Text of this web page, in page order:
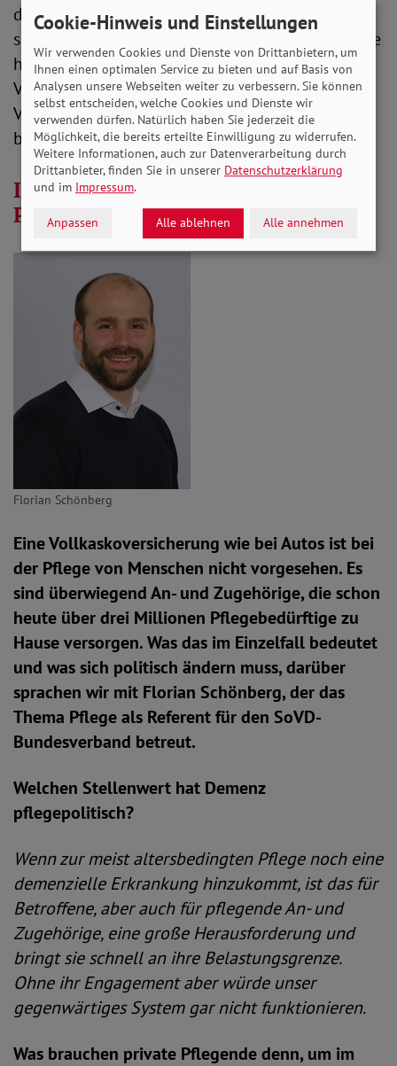
der sozialen Pflegeversicherung für eine
solidarische Bürgerversicherung aus. Durch diese
hätten alle Bürger*innen den gleichen
Versicherungsschutz sowie unter den gleichen
Voraussetzungen auch Zugang zu den
benötigten Leistungen.
Interview: „Ohne Angehörige wäre
Pflege undenkbar“
Florian Schönberg
Eine Vollkaskoversicherung wie bei Autos ist bei
der Pflege von Menschen nicht vorgesehen. Es
sind überwiegend An- und Zugehörige, die schon
heute über drei Millionen Pflegebedürftige zu
Hause versorgen. Was das im Einzelfall bedeutet
und was sich politisch ändern muss, darüber
sprachen wir mit Florian Schönberg, der das
Thema Pflege als Referent für den SoVD-
Bundesverband betreut.
Welchen Stellenwert hat Demenz
pflegepolitisch?
Wenn zur meist altersbedingten Pflege noch eine
demenzielle Erkrankung hinzukommt, ist das für
Betroffene, aber auch für pflegende An- und
Zugehörige, eine große Herausforderung und
bringt sie schnell an ihre Belastungsgrenze.
Ohne ihr Engagement aber würde unser
gegenwärtiges System gar nicht funktionieren.
Was brauchen private Pflegende denn, um im
Cookie-Hinweis und Einstellungen
Wir verwenden Cookies und Dienste von Drittanbietern, um
Ihnen einen optimalen Service zu bieten und auf Basis von
Analysen unsere Webseiten weiter zu verbessern. Sie können
selbst entscheiden, welche Cookies und Dienste wir
verwenden dürfen. Natürlich haben Sie jederzeit die
Möglichkeit, die bereits erteilte Einwilligung zu widerrufen.
Weitere Informationen, auch zur Datenverarbeitung durch
Drittanbieter, finden Sie in unserer Datenschutzerklärung
und im Impressum.
Anpassen Alle ablehnen Alle annehmen